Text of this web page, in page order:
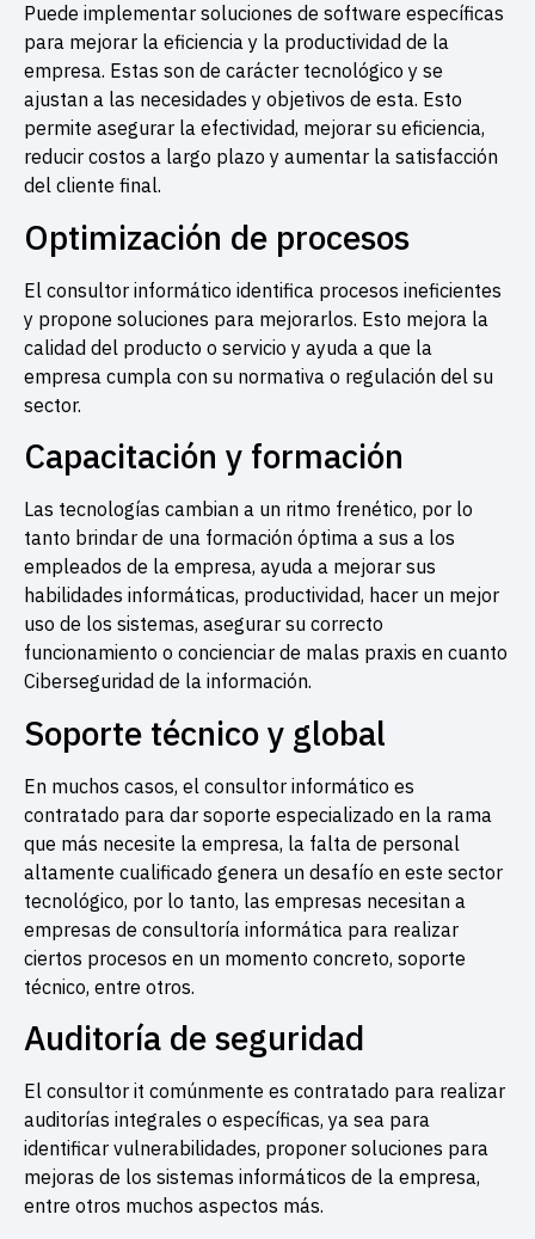
Puede implementar soluciones de software específicas
para mejorar la eficiencia y la productividad de la
empresa. Estas son de carácter tecnológico y se
ajustan a las necesidades y objetivos de esta. Esto
permite asegurar la efectividad, mejorar su eficiencia,
reducir costos a largo plazo y aumentar la satisfacción
del cliente final.
Optimización de procesos
El consultor informático identifica procesos ineficientes
y propone soluciones para mejorarlos. Esto mejora la
calidad del producto o servicio y ayuda a que la
empresa cumpla con su normativa o regulación del su
sector.
Capacitación y formación
Las tecnologías cambian a un ritmo frenético, por lo
tanto brindar de una formación óptima a sus a los
empleados de la empresa, ayuda a mejorar sus
habilidades informáticas, productividad, hacer un mejor
uso de los sistemas, asegurar su correcto
funcionamiento o concienciar de malas praxis en cuanto
Ciberseguridad de la información.
Soporte técnico y global
En muchos casos, el consultor informático es
contratado para dar soporte especializado en la rama
que más necesite la empresa, la falta de personal
altamente cualificado genera un desafío en este sector
tecnológico, por lo tanto, las empresas necesitan a
empresas de consultoría informática para realizar
ciertos procesos en un momento concreto, soporte
técnico, entre otros.
Auditoría de seguridad
El consultor it comúnmente es contratado para realizar
auditorías integrales o específicas, ya sea para
identificar vulnerabilidades, proponer soluciones para
mejoras de los sistemas informáticos de la empresa,
entre otros muchos aspectos más.